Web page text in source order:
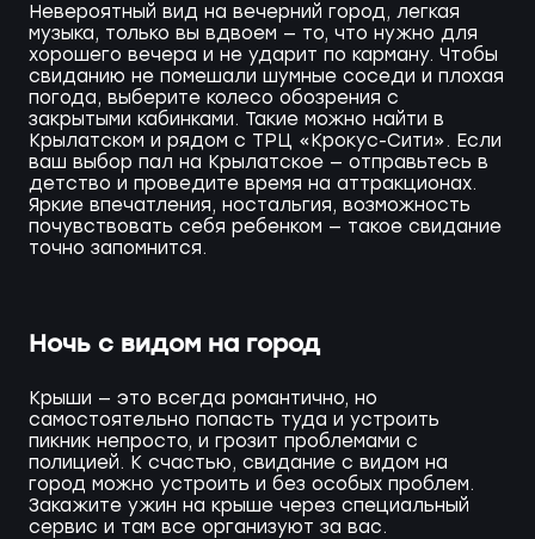
Невероятный вид на вечерний город, легкая
музыка, только вы вдвоем — то, что нужно для
хорошего вечера и не ударит по карману. Чтобы
свиданию не помешали шумные соседи и плохая
погода, выберите колесо обозрения с
закрытыми кабинками. Такие можно найти в
Крылатском и рядом с ТРЦ «Крокус-Сити». Если
ваш выбор пал на Крылатское — отправьтесь в
детство и проведите время на аттракционах.
Яркие впечатления, ностальгия, возможность
почувствовать себя ребенком — такое свидание
точно запомнится.
Ночь с видом на город
Крыши — это всегда романтично, но
самостоятельно попасть туда и устроить
пикник непросто, и грозит проблемами с
полицией. К счастью, свидание с видом на
город можно устроить и без особых проблем.
Закажите ужин на крыше через специальный
сервис и там все организуют за вас.